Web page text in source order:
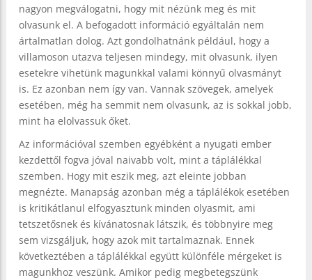
nagyon megválogatni, hogy mit nézünk meg és mit
olvasunk el. A befogadott információ egyáltalán nem
ártalmatlan dolog. Azt gondolhatnánk például, hogy a
villamoson utazva teljesen mindegy, mit olvasunk, ilyen
esetekre vihetünk magunkkal valami könnyű olvasmányt
is. Ez azonban nem így van. Vannak szövegek, amelyek
esetében, még ha semmit nem olvasunk, az is sokkal jobb,
mint ha elolvassuk őket.
Az információval szemben egyébként a nyugati ember
kezdettől fogva jóval naivabb volt, mint a táplálékkal
szemben. Hogy mit eszik meg, azt eleinte jobban
megnézte. Manapság azonban még a táplálékok esetében
is kritikátlanul elfogyasztunk minden olyasmit, ami
tetszetősnek és kívánatosnak látszik, és többnyire meg
sem vizsgáljuk, hogy azok mit tartalmaznak. Ennek
következtében a táplálékkal együtt különféle mérgeket is
magunkhoz veszünk. Amikor pedig megbetegszünk